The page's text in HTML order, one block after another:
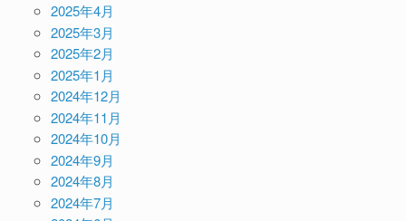
2025年4月
2025年3月
2025年2月
2025年1月
2024年12月
2024年11月
2024年10月
2024年9月
2024年8月
2024年7月